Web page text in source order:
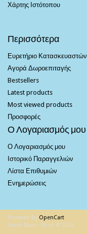
Χάρτης Ιστότοπου
Περισσότερα
Ευρετήριο Κατασκευαστών
Αγορά Δωροεπιταγής
Bestsellers
Latest products
Most viewed products
Προσφορές
Ο Λογαριασμός μου
Ο Λογαριασμός μου
Ιστορικό Παραγγελιών
Λίστα Επιθυμιών
Ενημερώσεις
Powered By OpenCart
Greek Music Shop © 2026